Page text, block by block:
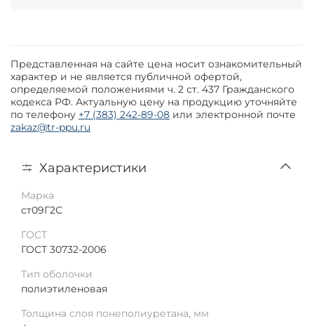
Представленная на сайте цена носит ознакомительный
характер и не является публичной офертой,
определяемой положениями ч. 2 ст. 437 Гражданского
кодекса РФ. Актуальную цену на продукцию уточняйте
по телефону +7 (383) 242-89-08 или электронной почте
zakaz@tr-ppu.ru
Характеристики
Марка
ст09Г2С
ГОСТ
ГОСТ 30732-2006
Тип оболочки
полиэтиленовая
Толщина слоя понеполиуретана, мм